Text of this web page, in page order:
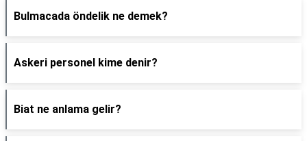
Bulmacada öndelik ne demek?
Askeri personel kime denir?
Biat ne anlama gelir?